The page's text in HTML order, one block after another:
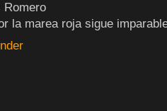
Romero
la marea roja sigue